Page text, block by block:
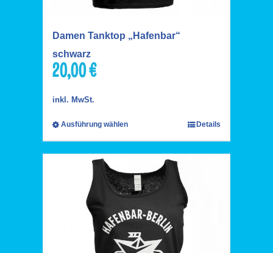
Damen Tanktop „Hafenbar“
schwarz
20,00€
inkl. MwSt.
Ausführung wählen Details